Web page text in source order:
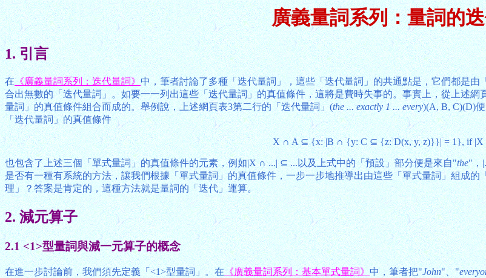
廣義量詞系列：量詞的
1. 引言
在《廣義量詞系列：迭代量詞》中，筆者討論了多種「迭代量詞」，這些「迭代量詞」的共通點是，它們都是
合出無數的「迭代量詞」。如要一一列出這些「迭代量詞」的真值條件，這將是費時失事的。事實上，從上述
量詞」的真值條件組合而成的。舉例說，上述網頁表3第二行的「迭代量詞」(the ... exactly 1 ... every)(A, B, C)(D)
「迭代量詞」的真值條件
X ∩ A ⊆ {x: |B ∩ {y: C ⊆ {z: D(x, y, z)}}| = 1}, if
也包含了上述三個「單式量詞」的真值條件的元素，例如|X ∩ ...| ⊆ ...以及上式中的「預設」部分便是來自"the"，
是否有一種有系統的方法，讓我們根據「單式量詞」的真值條件，一步一步地推導出由這些「單式量詞」組成
理」？答案是肯定的，這種方法就是量詞的「迭代」運算。
2. 減元算子
2.1 <1>型量詞與減一元算子的概念
在進一步討論前，我們須先定義「<1>型量詞」。在《廣義量詞系列：基本單式量詞》中，筆者把"John"、"